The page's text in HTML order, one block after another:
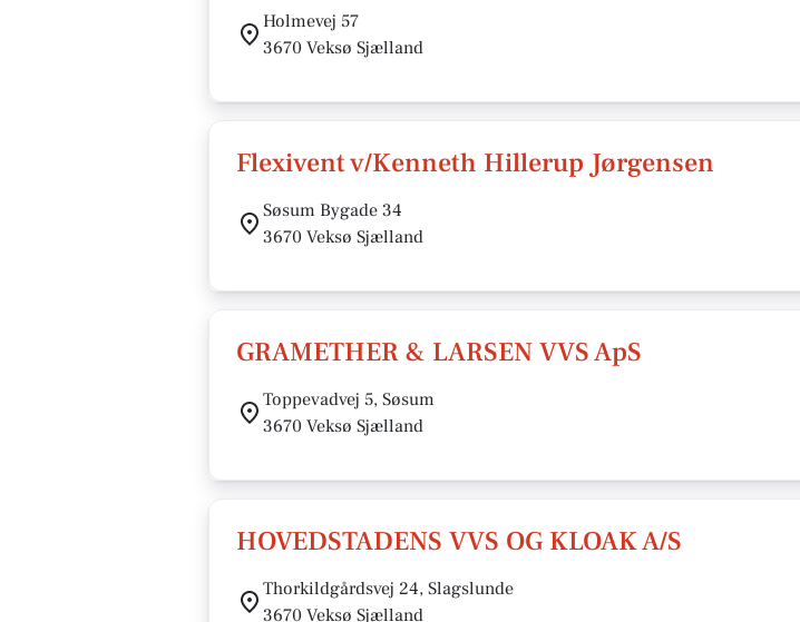
Holmevej 57
3670 Veksø Sjælland
Flexivent v/Kenneth Hillerup Jørgensen
Søsum Bygade 34
3670 Veksø Sjælland
GRAMETHER & LARSEN VVS ApS
Toppevadvej 5, Søsum
3670 Veksø Sjælland
HOVEDSTADENS VVS OG KLOAK A/S
Thorkildgårdsvej 24, Slagslunde
3670 Veksø Sjælland